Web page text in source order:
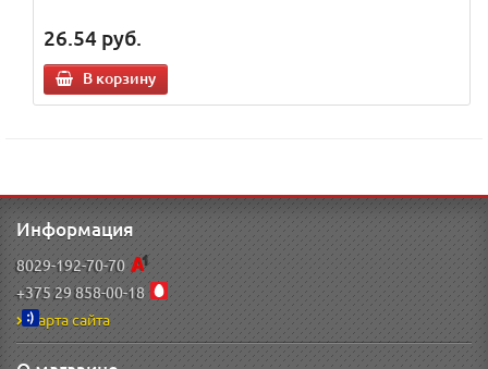
26.54 руб.
В корзину
Информация
8029-192-70-70
+375 29 858-00-18
Карта сайта